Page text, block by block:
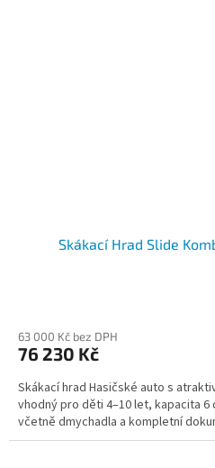
Skákací Hrad Slide
63 000 Kč bez DPH
76 230 Kč
Skákací hrad Hasičské auto s
vhodný pro děti 4–10 let, kapacita
včetně dmychadla a kompletní